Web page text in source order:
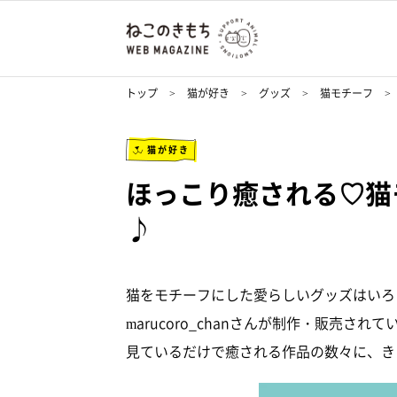
トップ 猫が好き グッズ 猫モチーフ
猫が好き
ほっこり癒される♡
♪
猫をモチーフにした愛らしいグッズはい
marucoro_chanさんが制作・販売されて
見ているだけで癒される作品の数々に、